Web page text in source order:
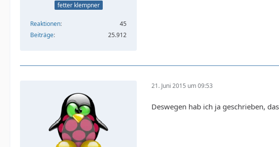
fetter klempner
Reaktionen
45
Beiträge
25.912
21. Juni 2015 um 09:53
Deswegen hab ich ja geschrieben,